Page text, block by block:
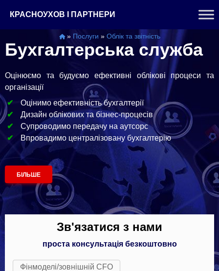
контенту
КРАСНОУХОВ І ПАРТНЕРИ
» Послуги » Облік та звітність
Бухгалтерська служба
Оцінюємо та будуємо ефективні облікові процеси та
організації
Оцінимо ефективність бухгалтерії
Дизайн облікових та бізнес-процесів
Супроводимо передачу на аутсорс
Впровадимо централізовану бухгалтерію
БІЛЬШЕ
Зв'язатися з нами
проста консультація безкоштовно